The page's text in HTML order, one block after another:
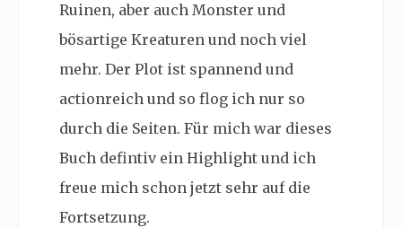
Ruinen, aber auch Monster und
bösartige Kreaturen und noch viel
mehr. Der Plot ist spannend und
actionreich und so flog ich nur so
durch die Seiten. Für mich war dieses
Buch defintiv ein Highlight und ich
freue mich schon jetzt sehr auf die
Fortsetzung.